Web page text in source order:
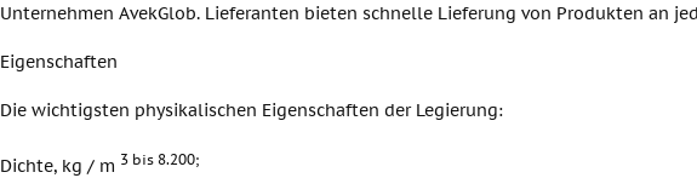
Unternehmen AvekGlob. Lieferanten bieten schnelle Lieferung von Produkten an
Eigenschaften
Die wichtigsten physikalischen Eigenschaften der Legierung:
Dichte, kg / m 3 bis 8.200;